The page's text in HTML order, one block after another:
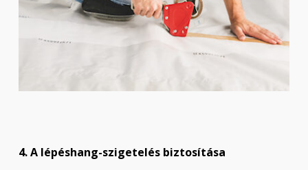
4. A lépéshang-szigetelés biztosítása